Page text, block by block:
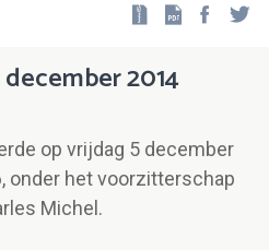
2014
op vrijdag 5 december
onder het voorzitterschap
Michel.